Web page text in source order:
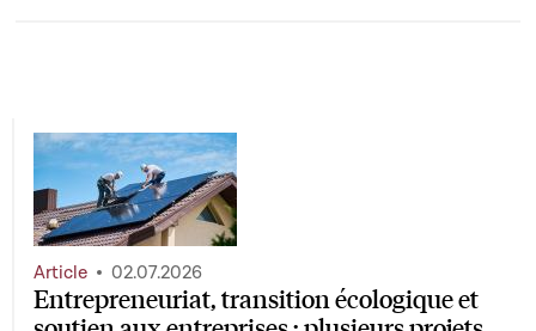
Entrepreneuriat, transition écologique et
Article 02.07.2026